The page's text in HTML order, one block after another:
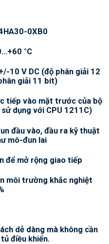
0XB0
°C
10 V DC (độ phân giải 12
giải 11 bit)
tiếp vào mặt trước của bộ
dụng với CPU 1211C)
đầu vào, đầu ra kỹ thuật
mô-đun lai
để mở rộng giao tiếp
môi trường khắc nghiệt
dễ dàng mà không cần
điều khiển.